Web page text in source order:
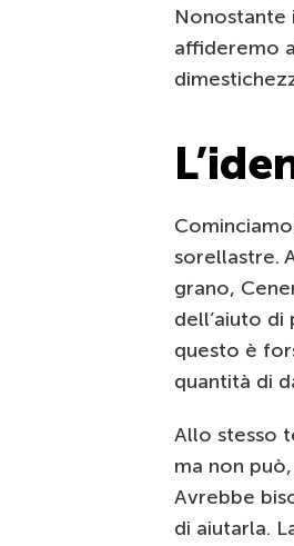
Nonostante
affideremo
sorellastre.
grano,
dell’aiuto
questo è
quantità di
Allo stesso
ma non
Avrebbe
di aiutarla.